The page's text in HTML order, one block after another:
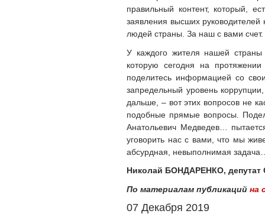
правильный контент, который,
заявления высших
людей страны. За наш с вами
У каждого жителя нашей
которую сегодня на
поделитесь информацией со
запредельный уровень
дальше, – вот этих вопросов не
подобные прямые вопросы.
Анатольевич Медведев…
уговорить нас с вами, что мы
абсурдная, невыполнимая
Николай БОНДАРЕНКО, депутат
По материалам публикацийна
07 Декабря 2019